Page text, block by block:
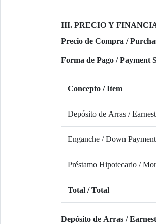
III. PRECIO Y
Precio de Compra /
Forma de Pago / Payment
Concepto / Item
Depósito de Arras /
Enganche / Down Payment
Préstamo Hipotecario /
Total / Total
Depósito de Arras /